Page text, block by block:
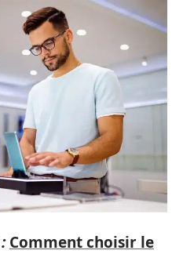
Comment choisir le